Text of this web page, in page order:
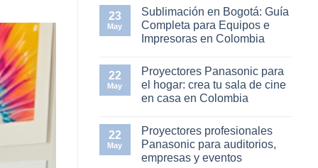
en
Elementor
#11753
23
May
Sublimación en Bogotá: Guía
Completa para Equipos e
Impresoras en Colombia
comentarios
Sublimación
en
Completa
para
Equipos
e
Impresoras
22
May
Proyectores Panasonic para
el hogar: crea tu sala de cine
en casa en Colombia
comentarios
en
Proyectores
Panasonic
22
May
Proyectores profesionales
Panasonic para auditorios,
empresas y eventos